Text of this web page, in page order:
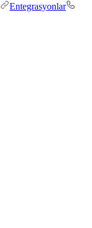
Entegrasyonlar